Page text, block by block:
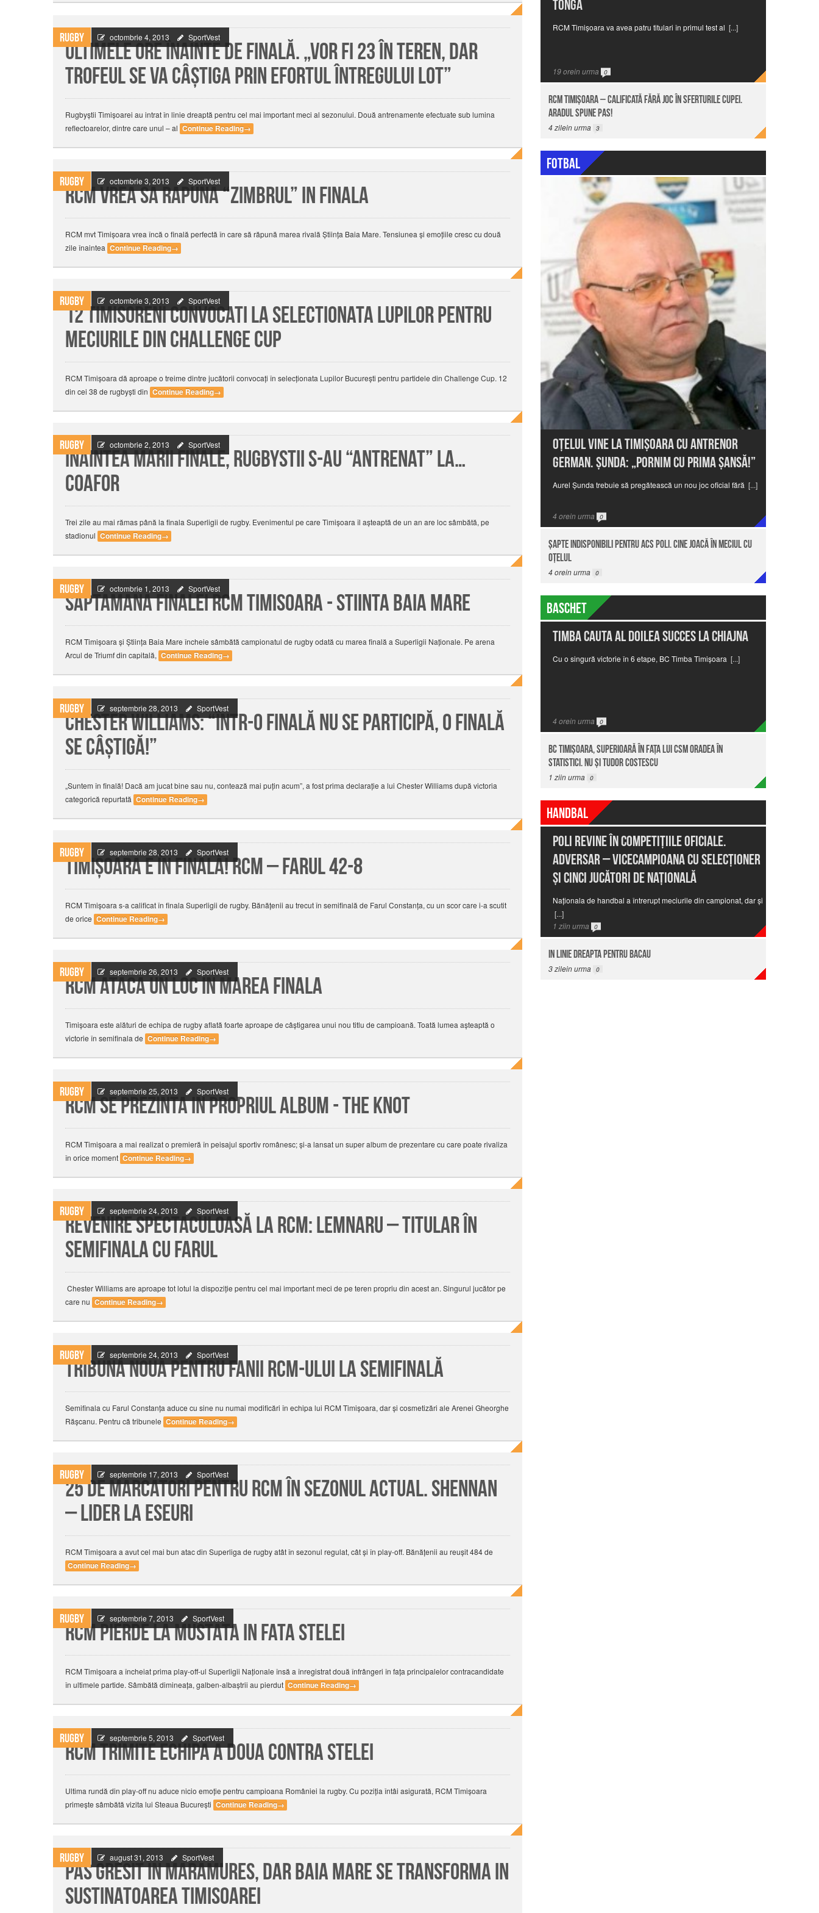
Rugby octombrie 4, 2013 SportVest
Ultimele ore înainte de finală. „Vor fi 23 în teren, dar
trofeul se va câştiga prin efortul întregului lot”
Rugbyştii Timişoarei au intrat în linie dreaptă pentru cel mai important meci al sezonului. Două antrenamente efectuate sub lumina
reflectoarelor, dintre care unul – al Continue Reading→
Rugby octombrie 3, 2013 SportVest
RCM vrea sa rapuna “zimbrul” in finala
RCM mvt Timișoara vrea încă o finală perfectă în care să răpună marea rivală Știința Baia Mare. Tensiunea și emoțiile cresc cu două
zile înaintea Continue Reading→
Rugby octombrie 3, 2013 SportVest
12 timisoreni convocati la selectionata lupilor pentru
meciurile din Challenge Cup
RCM Timişoara dă aproape o treime dintre jucătorii convocaţi în selecţionata Lupilor Bucureşti pentru partidele din Challenge Cup. 12
din cei 38 de rugbyşti din Continue Reading→
Rugby octombrie 2, 2013 SportVest
Inaintea marii finale, rugbystii s-au “antrenat” la…
coafor
Trei zile au mai rămas până la finala Superligii de rugby. Evenimentul pe care Timişoara îl aşteaptă de un an are loc sâmbătă, pe
stadionul Continue Reading→
Rugby octombrie 1, 2013 SportVest
Saptamana finalei RCM Timisoara - Stiinta Baia Mare
RCM Timișoara și Știința Baia Mare încheie sâmbătă campionatul de rugby odată cu marea finală a Superligii Naționale. Pe arena
Arcul de Triumf din capitală, Continue Reading→
Rugby septembrie 28, 2013 SportVest
Chester Williams: “Într-o finală nu se participă, o finală
se câştigă!”
„Suntem în finală! Dacă am jucat bine sau nu, contează mai puţin acum”, a fost prima declaraţie a lui Chester Williams după victoria
categorică repurtată Continue Reading→
Rugby septembrie 28, 2013 SportVest
Timişoara e în finală! RCM – Farul 42-8
RCM Timişoara s-a calificat în finala Superligii de rugby. Bănăţenii au trecut în semifinală de Farul Constanţa, cu un scor care i-a scutit
de orice Continue Reading→
Rugby septembrie 26, 2013 SportVest
RCM ataca un loc in marea finala
Timișoara este alături de echipa de rugby aflată foarte aproape de câștigarea unui nou titlu de campioană. Toată lumea așteaptă o
victorie în semifinala de Continue Reading→
Rugby septembrie 25, 2013 SportVest
RCM se prezinta in propriul album - The Knot
RCM Timișoara a mai realizat o premieră în peisajul sportiv românesc; și-a lansat un super album de prezentare cu care poate rivaliza
în orice moment Continue Reading→
Rugby septembrie 24, 2013 SportVest
Revenire spectaculoasă la RCM: Lemnaru – titular în
semifinala cu Farul
Chester Williams are aproape tot lotul la dispoziţie pentru cel mai important meci de pe teren propriu din acest an. Singurul jucător pe
care nu Continue Reading→
Rugby septembrie 24, 2013 SportVest
Tribună nouă pentru fanii RCM-ului la semifinală
Semifinala cu Farul Constanţa aduce cu sine nu numai modificări în echipa lui RCM Timişoara, dar şi cosmetizări ale Arenei Gheorghe
Răşcanu. Pentru că tribunele Continue Reading→
Rugby septembrie 17, 2013 SportVest
25 de marcatori pentru RCM în sezonul actual. Shennan
– lider la eseuri
RCM Timişoara a avut cel mai bun atac din Superliga de rugby atât în sezonul regulat, cât şi în play-off. Bănăţenii au reuşit 484 de
Continue Reading→
Rugby septembrie 7, 2013 SportVest
RCM pierde la mustata in fata Stelei
RCM Timișoara a încheiat prima play-off-ul Superligii Naționale însă a înregistrat două înfrângeri în fața principalelor contracandidate
în ultimele partide. Sâmbătă dimineața, galben-albaștrii au pierdut Continue Reading→
Rugby septembrie 5, 2013 SportVest
RCM trimite echipa a doua contra Stelei
Ultima rundă din play-off nu aduce nicio emoție pentru campioana României la rugby. Cu poziția întâi asigurată, RCM Timișoara
primește sâmbătă vizita lui Steaua București Continue Reading→
Rugby august 31, 2013 SportVest
Pas gresit in Maramures, dar Baia Mare se transforma in
sustinatoarea Timisoarei
Tonga
RCM Timișoara va avea patru titulari în primul test al [...]
19orein urma 0
RCM Timişoara – calificată fără joc în Sferturile Cupei.
Aradul spune pas!
4zilein urma 3
Fotbal
Oţelul vine la Timişoara cu antrenor
german. Şunda: „Pornim cu prima şansă!”
Aurel Şunda trebuie să pregătească un nou joc oficial fără [...]
4 orein urma 0
Şapte indisponibili pentru ACS Poli. Cine joacă în meciul cu
Oţelul
4orein urma 0
Baschet
Timba cauta al doilea succes la Chiajna
Cu o singură victorie în 6 etape, BC Timba Timișoara [...]
4 orein urma 0
BC Timişoara, superioară în faţa lui CSM Oradea în
statistici. Nu şi Tudor Costescu
1 ziin urma 0
Handbal
Poli revine în competiţiile oficiale.
Adversar – vicecampioana cu selecţioner
şi cinci jucători de naţională
Naţionala de handbal a întrerupt meciurile din campionat, dar şi
[...]
1 ziin urma 0
In linie dreapta pentru Bacau
3zilein urma 0